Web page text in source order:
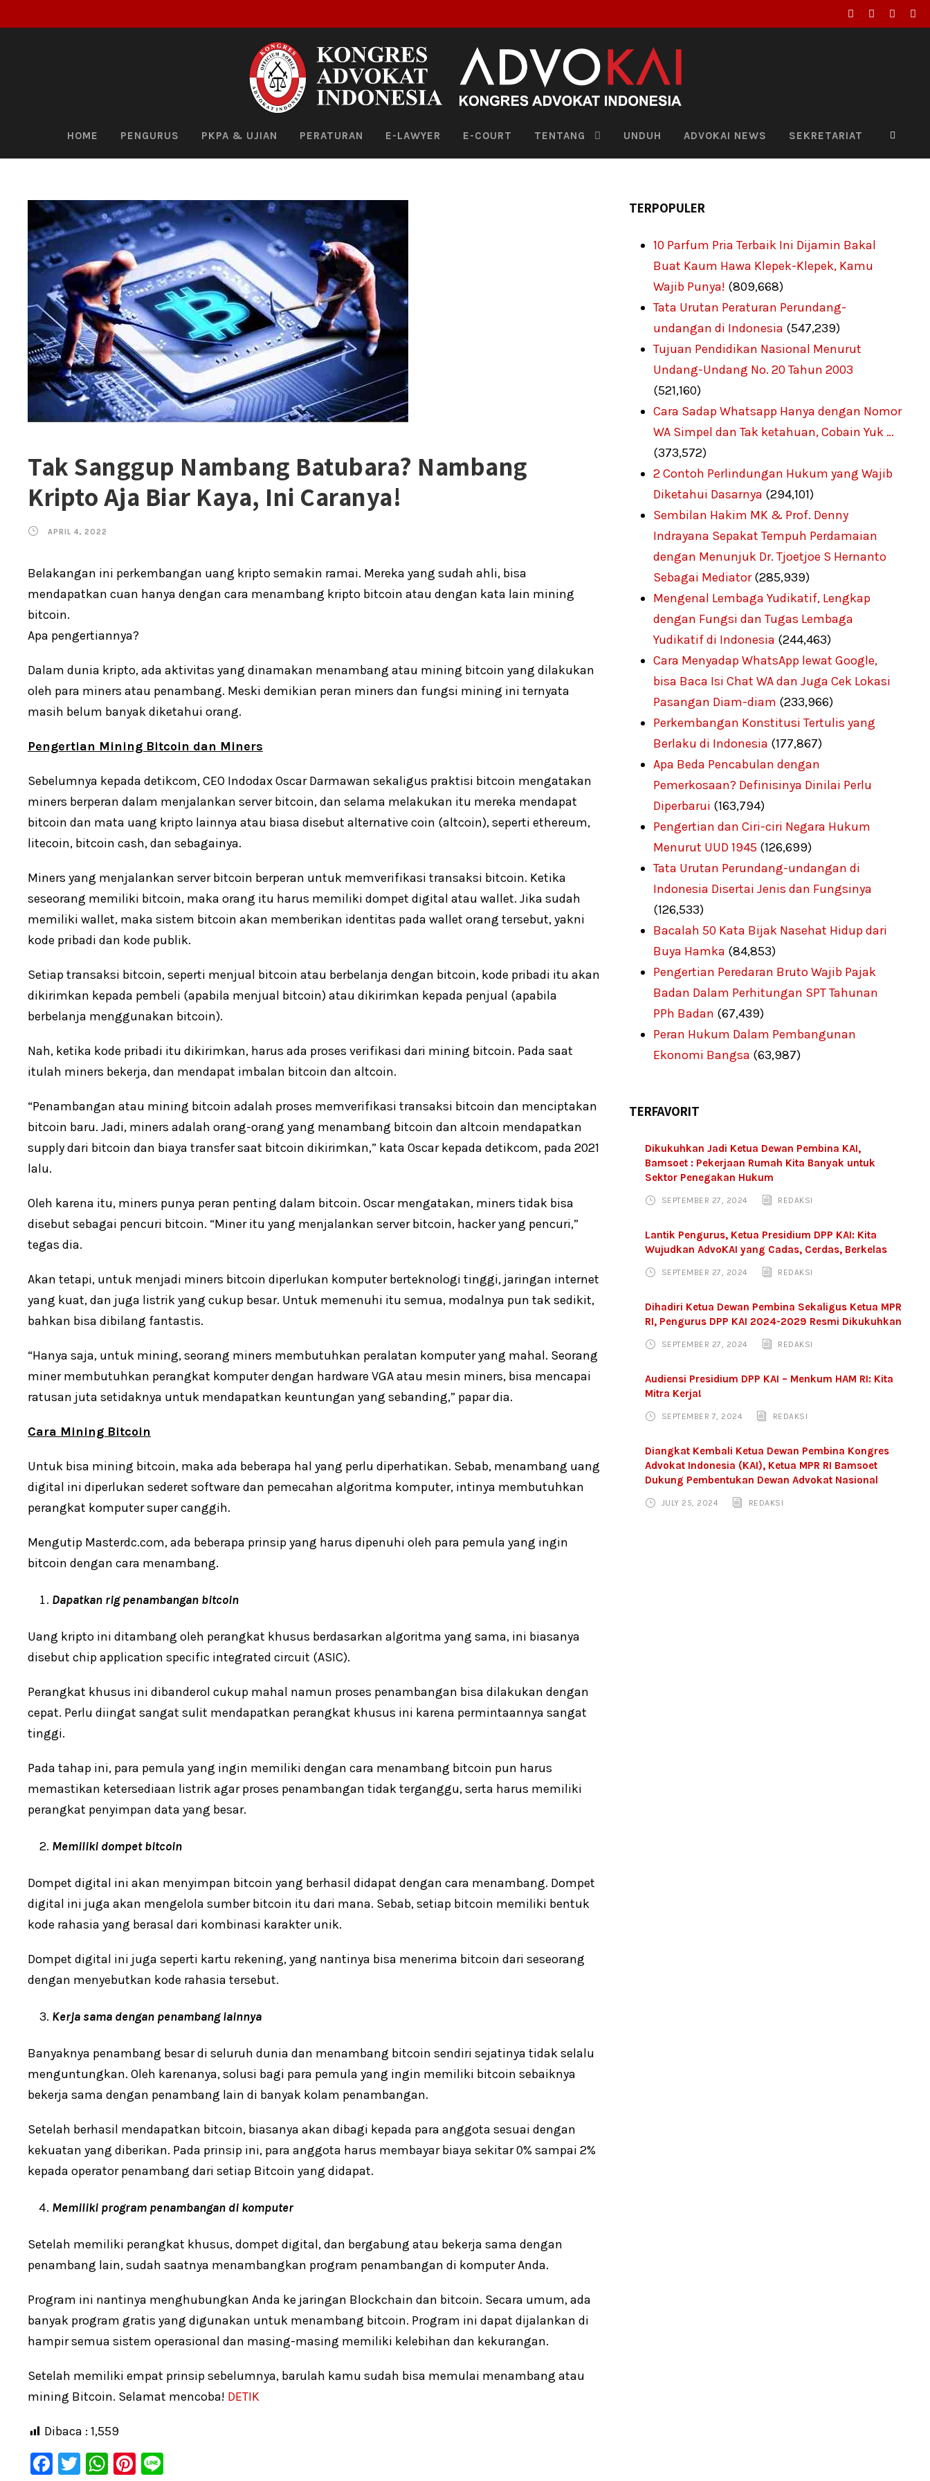
HOME PENGURUS PKPA & UJIAN PERATURAN E-LAWYER E-COURT TENTANG UNDUH ADVOKAI NEWS SEKRETARIAT
Tak Sanggup Nambang Batubara? Nambang
Kripto Aja Biar Kaya, Ini Caranya!
APRIL 4, 2022
Belakangan ini perkembangan uang kripto semakin ramai. Mereka yang sudah ahli, bisa
mendapatkan cuan hanya dengan cara menambang kripto bitcoin atau dengan kata lain mining
bitcoin.
Apa pengertiannya?
Dalam dunia kripto, ada aktivitas yang dinamakan menambang atau mining bitcoin yang dilakukan
oleh para miners atau penambang. Meski demikian peran miners dan fungsi mining ini ternyata
masih belum banyak diketahui orang.
Pengertian Mining Bitcoin dan Miners
Sebelumnya kepada detikcom, CEO Indodax Oscar Darmawan sekaligus praktisi bitcoin mengatakan
miners berperan dalam menjalankan server bitcoin, dan selama melakukan itu mereka mendapat
bitcoin dan mata uang kripto lainnya atau biasa disebut alternative coin (altcoin), seperti ethereum,
litecoin, bitcoin cash, dan sebagainya.
Miners yang menjalankan server bitcoin berperan untuk memverifikasi transaksi bitcoin. Ketika
seseorang memiliki bitcoin, maka orang itu harus memiliki dompet digital atau wallet. Jika sudah
memiliki wallet, maka sistem bitcoin akan memberikan identitas pada wallet orang tersebut, yakni
kode pribadi dan kode publik.
Setiap transaksi bitcoin, seperti menjual bitcoin atau berbelanja dengan bitcoin, kode pribadi itu akan
dikirimkan kepada pembeli (apabila menjual bitcoin) atau dikirimkan kepada penjual (apabila
berbelanja menggunakan bitcoin).
Nah, ketika kode pribadi itu dikirimkan, harus ada proses verifikasi dari mining bitcoin. Pada saat
itulah miners bekerja, dan mendapat imbalan bitcoin dan altcoin.
“Penambangan atau mining bitcoin adalah proses memverifikasi transaksi bitcoin dan menciptakan
bitcoin baru. Jadi, miners adalah orang-orang yang menambang bitcoin dan altcoin mendapatkan
supply dari bitcoin dan biaya transfer saat bitcoin dikirimkan,” kata Oscar kepada detikcom, pada 2021
lalu.
Oleh karena itu, miners punya peran penting dalam bitcoin. Oscar mengatakan, miners tidak bisa
disebut sebagai pencuri bitcoin. “Miner itu yang menjalankan server bitcoin, hacker yang pencuri,”
tegas dia.
Akan tetapi, untuk menjadi miners bitcoin diperlukan komputer berteknologi tinggi, jaringan internet
yang kuat, dan juga listrik yang cukup besar. Untuk memenuhi itu semua, modalnya pun tak sedikit,
bahkan bisa dibilang fantastis.
“Hanya saja, untuk mining, seorang miners membutuhkan peralatan komputer yang mahal. Seorang
miner membutuhkan perangkat komputer dengan hardware VGA atau mesin miners, bisa mencapai
ratusan juta setidaknya untuk mendapatkan keuntungan yang sebanding,” papar dia.
Cara Mining Bitcoin
Untuk bisa mining bitcoin, maka ada beberapa hal yang perlu diperhatikan. Sebab, menambang uang
digital ini diperlukan sederet software dan pemecahan algoritma komputer, intinya membutuhkan
perangkat komputer super canggih.
Mengutip Masterdc.com, ada beberapa prinsip yang harus dipenuhi oleh para pemula yang ingin
bitcoin dengan cara menambang.
Dapatkan rig penambangan bitcoin
Uang kripto ini ditambang oleh perangkat khusus berdasarkan algoritma yang sama, ini biasanya
disebut chip application specific integrated circuit (ASIC).
Perangkat khusus ini dibanderol cukup mahal namun proses penambangan bisa dilakukan dengan
cepat. Perlu diingat sangat sulit mendapatkan perangkat khusus ini karena permintaannya sangat
tinggi.
Pada tahap ini, para pemula yang ingin memiliki dengan cara menambang bitcoin pun harus
memastikan ketersediaan listrik agar proses penambangan tidak terganggu, serta harus memiliki
perangkat penyimpan data yang besar.
Memiliki dompet bitcoin
Dompet digital ini akan menyimpan bitcoin yang berhasil didapat dengan cara menambang. Dompet
digital ini juga akan mengelola sumber bitcoin itu dari mana. Sebab, setiap bitcoin memiliki bentuk
kode rahasia yang berasal dari kombinasi karakter unik.
Dompet digital ini juga seperti kartu rekening, yang nantinya bisa menerima bitcoin dari seseorang
dengan menyebutkan kode rahasia tersebut.
Kerja sama dengan penambang lainnya
Banyaknya penambang besar di seluruh dunia dan menambang bitcoin sendiri sejatinya tidak selalu
menguntungkan. Oleh karenanya, solusi bagi para pemula yang ingin memiliki bitcoin sebaiknya
bekerja sama dengan penambang lain di banyak kolam penambangan.
Setelah berhasil mendapatkan bitcoin, biasanya akan dibagi kepada para anggota sesuai dengan
kekuatan yang diberikan. Pada prinsip ini, para anggota harus membayar biaya sekitar 0% sampai 2%
kepada operator penambang dari setiap Bitcoin yang didapat.
Memiliki program penambangan di komputer
Setelah memiliki perangkat khusus, dompet digital, dan bergabung atau bekerja sama dengan
penambang lain, sudah saatnya menambangkan program penambangan di komputer Anda.
Program ini nantinya menghubungkan Anda ke jaringan Blockchain dan bitcoin. Secara umum, ada
banyak program gratis yang digunakan untuk menambang bitcoin. Program ini dapat dijalankan di
hampir semua sistem operasional dan masing-masing memiliki kelebihan dan kekurangan.
Setelah memiliki empat prinsip sebelumnya, barulah kamu sudah bisa memulai menambang atau
mining Bitcoin. Selamat mencoba! DETIK
Dibaca : 1,559
F
T
W Pi
TERPOPULER
10 Parfum Pria Terbaik Ini Dijamin Bakal
Buat Kaum Hawa Klepek-Klepek, Kamu
Wajib Punya! (809,668)
Tata Urutan Peraturan Perundang-
undangan di Indonesia (547,239)
Tujuan Pendidikan Nasional Menurut
Undang-Undang No. 20 Tahun 2003
(521,160)
Cara Sadap Whatsapp Hanya dengan Nomor
WA Simpel dan Tak ketahuan, Cobain Yuk …
(373,572)
2 Contoh Perlindungan Hukum yang Wajib
Diketahui Dasarnya (294,101)
Sembilan Hakim MK & Prof. Denny
Indrayana Sepakat Tempuh Perdamaian
dengan Menunjuk Dr. Tjoetjoe S Hernanto
Sebagai Mediator (285,939)
Mengenal Lembaga Yudikatif, Lengkap
dengan Fungsi dan Tugas Lembaga
Yudikatif di Indonesia (244,463)
Cara Menyadap WhatsApp lewat Google,
bisa Baca Isi Chat WA dan Juga Cek Lokasi
Pasangan Diam-diam (233,966)
Perkembangan Konstitusi Tertulis yang
Berlaku di Indonesia (177,867)
Apa Beda Pencabulan dengan
Pemerkosaan? Definisinya Dinilai Perlu
Diperbarui (163,794)
Pengertian dan Ciri-ciri Negara Hukum
Menurut UUD 1945 (126,699)
Tata Urutan Perundang-undangan di
Indonesia Disertai Jenis dan Fungsinya
(126,533)
Bacalah 50 Kata Bijak Nasehat Hidup dari
Buya Hamka (84,853)
Pengertian Peredaran Bruto Wajib Pajak
Badan Dalam Perhitungan SPT Tahunan
PPh Badan (67,439)
Peran Hukum Dalam Pembangunan
Ekonomi Bangsa (63,987)
TERFAVORIT
Dikukuhkan Jadi Ketua Dewan Pembina KAI,
Bamsoet : Pekerjaan Rumah Kita Banyak untuk
Sektor Penegakan Hukum
SEPTEMBER 27, 2024 REDAKSI
Lantik Pengurus, Ketua Presidium DPP KAI: Kita
Wujudkan AdvoKAI yang Cadas, Cerdas, Berkelas
SEPTEMBER 27, 2024 REDAKSI
Dihadiri Ketua Dewan Pembina Sekaligus Ketua MPR
RI, Pengurus DPP KAI 2024-2029 Resmi Dikukuhkan
SEPTEMBER 27, 2024 REDAKSI
Audiensi Presidium DPP KAI – Menkum HAM RI: Kita
Mitra Kerja!
SEPTEMBER 7, 2024 REDAKSI
Diangkat Kembali Ketua Dewan Pembina Kongres
Advokat Indonesia (KAI), Ketua MPR RI Bamsoet
Dukung Pembentukan Dewan Advokat Nasional
JULY 25, 2024 REDAKSI